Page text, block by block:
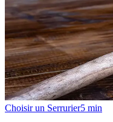
Choisir un Serrurier5 min